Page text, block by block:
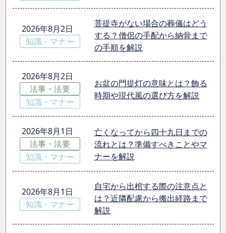
2026年8月2日
知識・マナー
菩提寺がない場合の葬儀はどう
する？僧侶の手配から納骨まで
の手順を解説
2026年8月2日
法事・法要
知識・マナー
お盆の門提灯の意味とは？飾る
時期や現代風の選び方を解説
2026年8月1日
法事・法要
知識・マナー
亡くなってから四十九日までの
流れとは？準備すべきことやマ
ナーを解説
2026年8月1日
知識・マナー
自宅から出棺する際の注意点と
は？近隣配慮から搬出経路まで
解説